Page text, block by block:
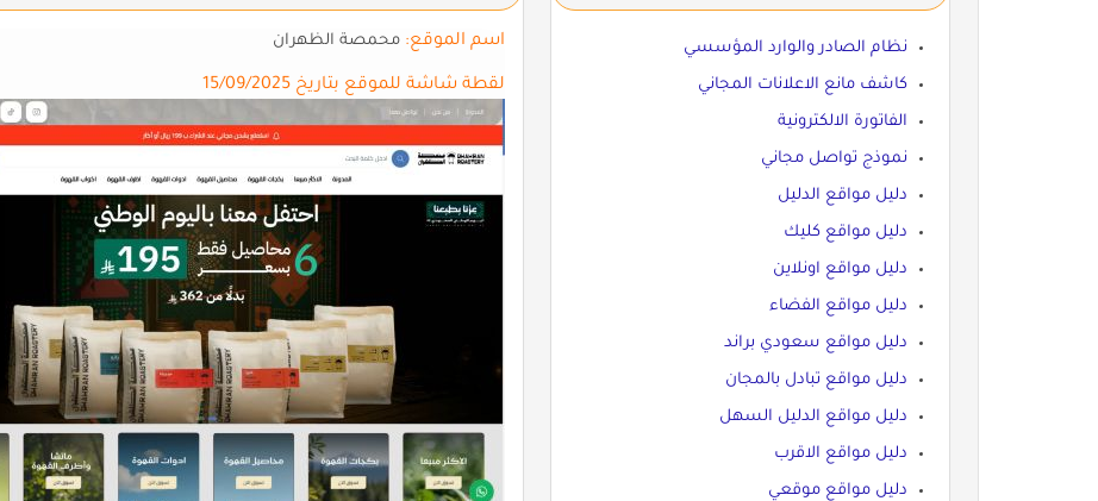
اسم الموقع: محمصة الظهران
لقطة شاشة للموقع بتاريخ 15/09/2025
نظام الصادر والوارد المؤسسي
كاشف مانع الاعلانات المجاني
الفاتورة الالكترونية
نموذج تواصل مجاني
دليل مواقع الدليل
دليل مواقع كليك
دليل مواقع اونلاين
دليل مواقع الفضاء
دليل مواقع سعودي براند
دليل مواقع تبادل بالمجان
دليل مواقع الدليل السهل
دليل مواقع الاقرب
دليل مواقع موقعي